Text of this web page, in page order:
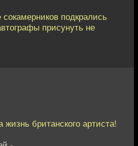
подкрались
присунуть не
жизнь британского артиста!